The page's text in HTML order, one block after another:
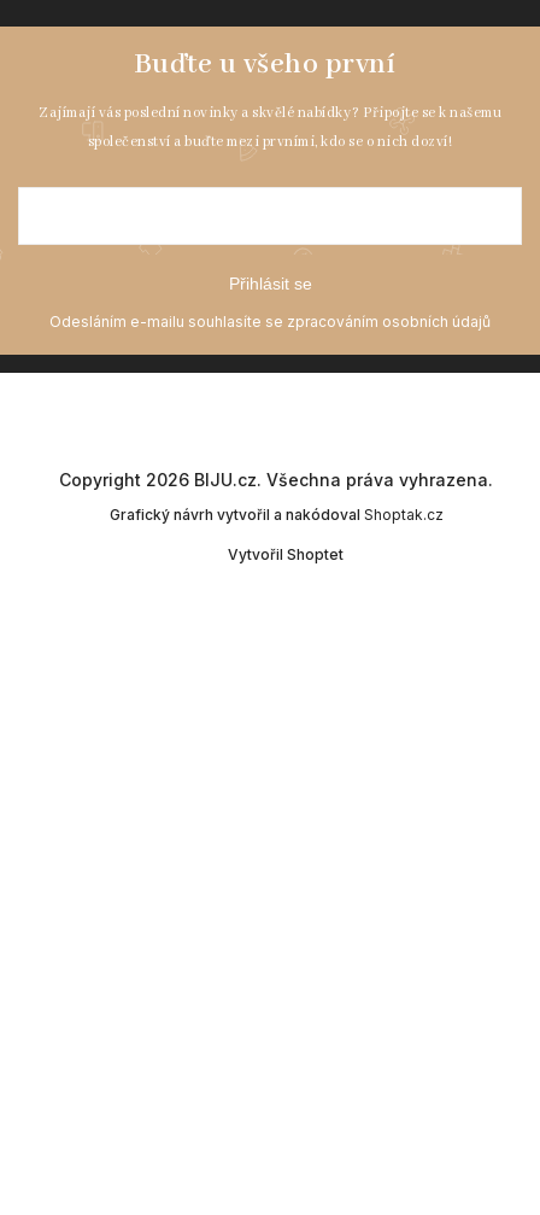
Přihlásit se
Vytvořil Shoptet
Copyright 2026 BIJU.cz. Všechna práva vyhrazena.
Grafický návrh vytvořil a nakódoval Shoptak.cz